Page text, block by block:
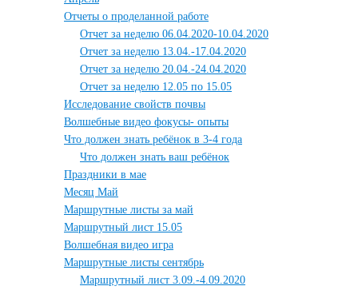
Отчеты о проделанной работе
Отчет за неделю 06.04.2020-10.04.2020
Отчет за неделю 13.04.-17.04.2020
Отчет за неделю 20.04.-24.04.2020
Отчет за неделю 12.05 по 15.05
Исследование свойств почвы
Волшебные видео фокусы- опыты
Что должен знать ребёнок в 3-4 года
Что должен знать ваш ребёнок
Праздники в мае
Месяц Май
Маршрутные листы за май
Маршрутный лист 15.05
Волшебная видео игра
Маршрутные листы сентябрь
Маршрутный лист 3.09.-4.09.2020